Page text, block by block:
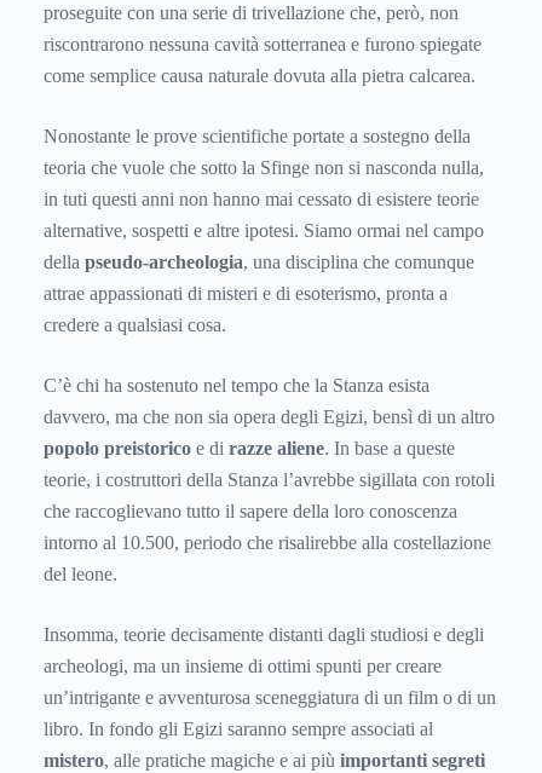
proseguite con una serie di trivellazione che, però, non
riscontrarono nessuna cavità sotterranea e furono spiegate
come semplice causa naturale dovuta alla pietra calcarea.
Nonostante le prove scientifiche portate a sostegno della
teoria che vuole che sotto la Sfinge non si nasconda nulla,
in tuti questi anni non hanno mai cessato di esistere teorie
alternative, sospetti e altre ipotesi. Siamo ormai nel campo
della pseudo-archeologia, una disciplina che comunque
attrae appassionati di misteri e di esoterismo, pronta a
credere a qualsiasi cosa.
C’è chi ha sostenuto nel tempo che la Stanza esista
davvero, ma che non sia opera degli Egizi, bensì di un altro
popolo preistorico e di razze aliene. In base a queste
teorie, i costruttori della Stanza l’avrebbe sigillata con rotoli
che raccoglievano tutto il sapere della loro conoscenza
intorno al 10.500, periodo che risalirebbe alla costellazione
del leone.
Insomma, teorie decisamente distanti dagli studiosi e degli
archeologi, ma un insieme di ottimi spunti per creare
un’intrigante e avventurosa sceneggiatura di un film o di un
libro. In fondo gli Egizi saranno sempre associati al
mistero, alle pratiche magiche e ai più importanti segreti